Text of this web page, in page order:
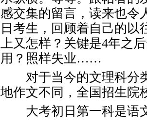
感交集的留言，读来也令
日考生，回顾着自己的
上又怎样？关键是4年之
用？照样失业……
对于当今的文理科分
地作文不同，全国招生院
大考初日第一科是语